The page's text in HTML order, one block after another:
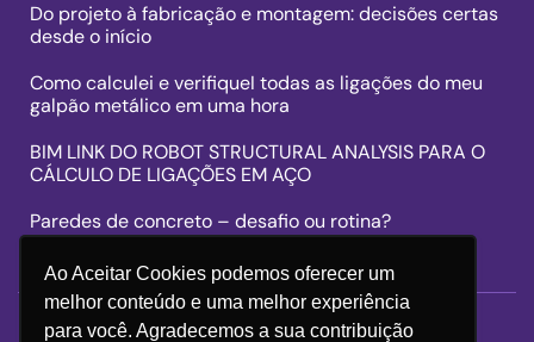
Ao Aceitar Cookies podemos oferecer um
melhor conteúdo e uma melhor experiência
para você. Agradecemos a sua contribuição
Do projeto à fabricação e montagem: decisões certas
desde o início
Como calculei e verifiqueI todas as ligações do meu
galpão metálico em uma hora
BIM LINK DO ROBOT STRUCTURAL ANALYSIS PARA O
CÁLCULO DE LIGAÇÕES EM AÇO
Paredes de concreto – desafio ou rotina?